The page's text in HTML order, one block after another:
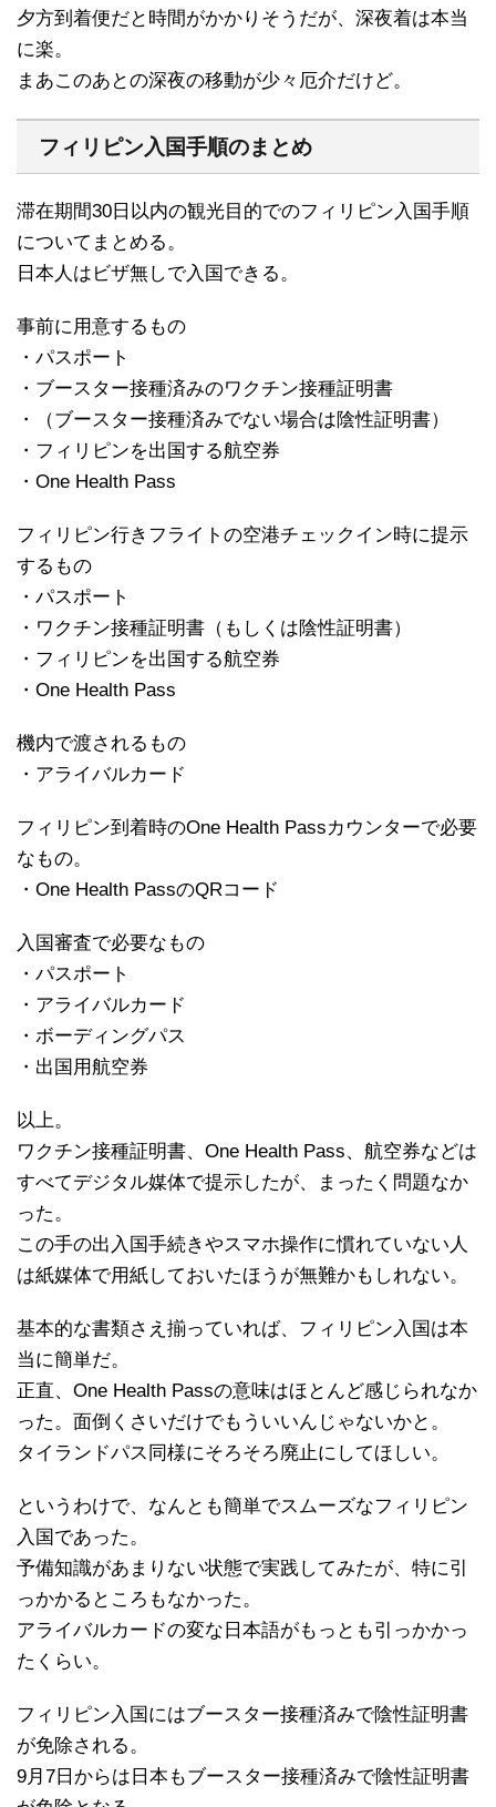
夕方到着便だと時間がかかりそうだが、深夜着は本当
に楽。
まあこのあとの深夜の移動が少々厄介だけど。
フィリピン入国手順のまとめ
滞在期間30日以内の観光目的でのフィリピン入国手順
についてまとめる。
日本人はビザ無しで入国できる。
事前に用意するもの
・パスポート
・ブースター接種済みのワクチン接種証明書
・（ブースター接種済みでない場合は陰性証明書）
・フィリピンを出国する航空券
・One Health Pass
フィリピン行きフライトの空港チェックイン時に提示
するもの
・パスポート
・ワクチン接種証明書（もしくは陰性証明書）
・フィリピンを出国する航空券
・One Health Pass
機内で渡されるもの
・アライバルカード
フィリピン到着時のOne Health Passカウンターで必要
なもの。
・One Health PassのQRコード
入国審査で必要なもの
・パスポート
・アライバルカード
・ボーディングパス
・出国用航空券
以上。
ワクチン接種証明書、One Health Pass、航空券などは
すべてデジタル媒体で提示したが、まったく問題なか
った。
この手の出入国手続きやスマホ操作に慣れていない人
は紙媒体で用紙しておいたほうが無難かもしれない。
基本的な書類さえ揃っていれば、フィリピン入国は本
当に簡単だ。
正直、One Health Passの意味はほとんど感じられなか
った。面倒くさいだけでもういいんじゃないかと。
タイランドパス同様にそろそろ廃止にしてほしい。
というわけで、なんとも簡単でスムーズなフィリピン
入国であった。
予備知識があまりない状態で実践してみたが、特に引
っかかるところもなかった。
アライバルカードの変な日本語がもっとも引っかかっ
たくらい。
フィリピン入国にはブースター接種済みで陰性証明書
が免除される。
9月7日からは日本もブースター接種済みで陰性証明書